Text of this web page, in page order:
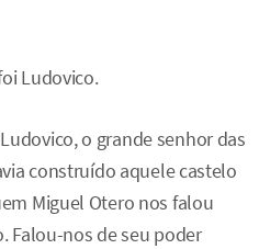
Ludovico.
o grande senhor das
construído aquele castelo
Miguel Otero nos falou
Falou-nos de seu poder